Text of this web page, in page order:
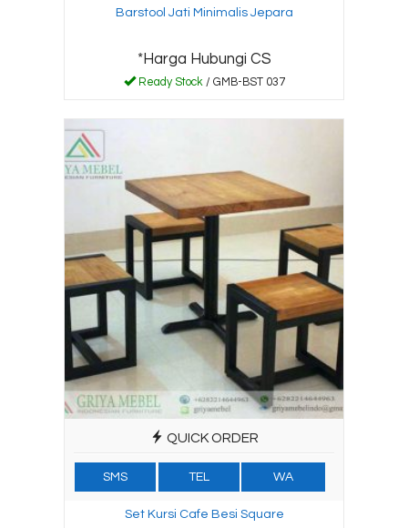
Barstool Jati Minimalis Jepara
*Harga Hubungi CS
Ready Stock / GMB-BST 037
QUICK ORDER
SMS TEL WA
Set Kursi Cafe Besi Square